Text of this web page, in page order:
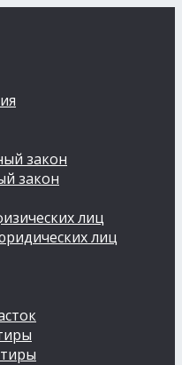
закон
закон
лиц
лиц